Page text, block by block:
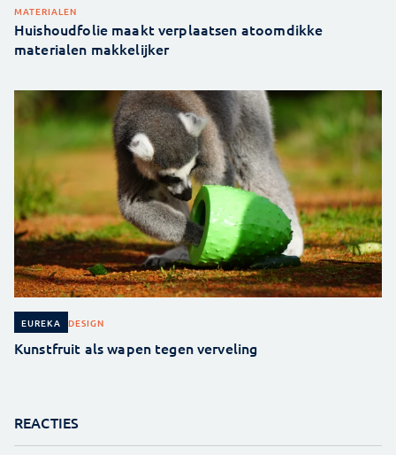
MATERIALEN
Huishoudfolie maakt verplaatsen atoomdikke
materialen makkelijker
EUREKA DESIGN
Kunstfruit als wapen tegen verveling
REACTIES